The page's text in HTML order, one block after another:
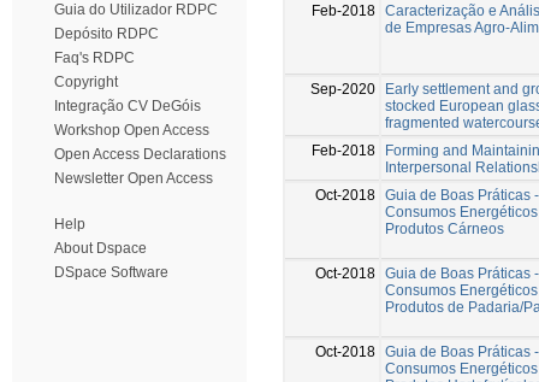
Guia do Utilizador RDPC
Depósito RDPC
Faq's RDPC
Copyright
Integração CV DeGóis
Workshop Open Access
Open Access Declarations
Newsletter Open Access
Help
About Dspace
DSpace Software
Feb-2018 Caracterização e
de Empresas Agro-
Sep-2020
Early settlement and
stocked European
fragmented
Feb-2018
Forming and
Interpersonal
Oct-2018 Guia de Boas Práticas
Consumos
Produtos Cárneos
Oct-2018 Guia de Boas Práticas
Consumos
Produtos de Padaria/
Oct-2018 Guia de Boas Práticas
Consumos